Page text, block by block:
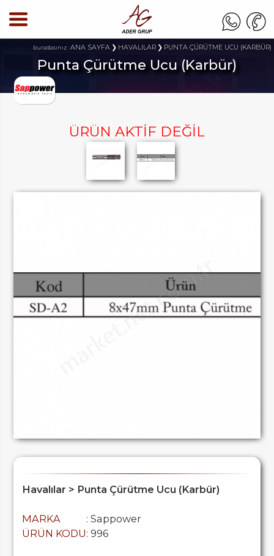
buradasınız :ANA SAYFA HAVALILAR PUNTA ÇÜRÜTME UCU (KARBÜR)
Punta Çürütme Ucu (Karbür)
ÜRÜN AKTİF DEĞİL
Havalılar > Punta Çürütme Ucu (Karbür)
MARKA
: Sappower
ÜRÜN KODU: 996